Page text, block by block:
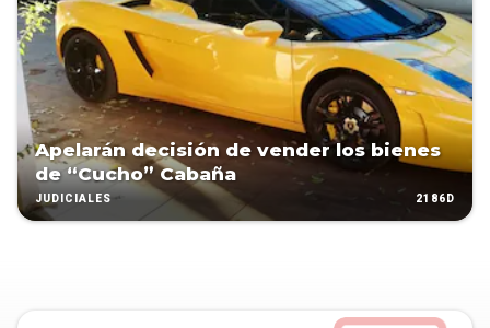
Apelarán decisión de vender los bienes
de “Cucho” Cabaña
JUDICIALES 2186D